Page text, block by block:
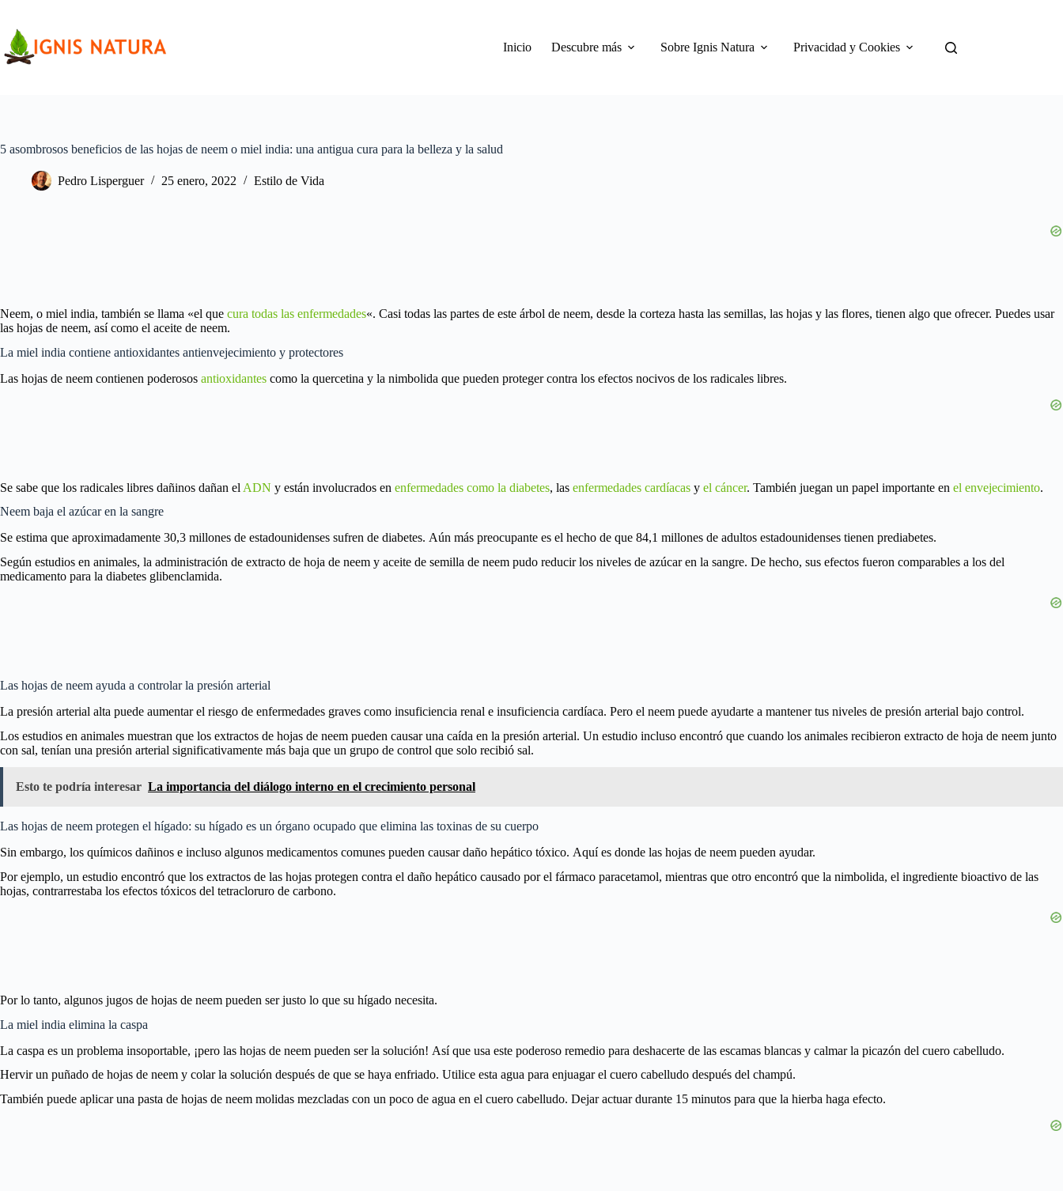
contenido
Inicio
Descubre más Sobre Ignis Natura Privacidad y Cookies
5 asombrosos beneficios de las hojas de neem o miel india: una antigua cura para la belleza y la salud
Pedro Lisperguer 25 enero, 2022 Estilo de Vida
Neem, o miel india, también se llama «el que cura todas las enfermedades«. Casi todas las partes de este árbol de neem, desde la corteza hasta las semillas, las hojas y las flores, tienen algo que ofrecer. Puedes usar
las hojas de neem, así como el aceite de neem.
La miel india contiene antioxidantes antienvejecimiento y protectores
Las hojas de neem contienen poderosos antioxidantes como la quercetina y la nimbolida que pueden proteger contra los efectos nocivos de los radicales libres.
Se sabe que los radicales libres dañinos dañan el ADN y están involucrados en enfermedades como la diabetes, las enfermedades cardíacas y el cáncer. También juegan un papel importante en el envejecimiento.
Neem baja el azúcar en la sangre
Se estima que aproximadamente 30,3 millones de estadounidenses sufren de diabetes. Aún más preocupante es el hecho de que 84,1 millones de adultos estadounidenses tienen prediabetes.
Según estudios en animales, la administración de extracto de hoja de neem y aceite de semilla de neem pudo reducir los niveles de azúcar en la sangre. De hecho, sus efectos fueron comparables a los del
medicamento para la diabetes glibenclamida.
Las hojas de neem ayuda a controlar la presión arterial
La presión arterial alta puede aumentar el riesgo de enfermedades graves como insuficiencia renal e insuficiencia cardíaca. Pero el neem puede ayudarte a mantener tus niveles de presión arterial bajo control.
Los estudios en animales muestran que los extractos de hojas de neem pueden causar una caída en la presión arterial. Un estudio incluso encontró que cuando los animales recibieron extracto de hoja de neem junto
con sal, tenían una presión arterial significativamente más baja que un grupo de control que solo recibió sal.
Esto te podría interesar La importancia del diálogo interno en el crecimiento personal
Las hojas de neem protegen el hígado: su hígado es un órgano ocupado que elimina las toxinas de su cuerpo
Sin embargo, los químicos dañinos e incluso algunos medicamentos comunes pueden causar daño hepático tóxico. Aquí es donde las hojas de neem pueden ayudar.
Por ejemplo, un estudio encontró que los extractos de las hojas protegen contra el daño hepático causado por el fármaco paracetamol, mientras que otro encontró que la nimbolida, el ingrediente bioactivo de las
hojas, contrarrestaba los efectos tóxicos del tetracloruro de carbono.
Por lo tanto, algunos jugos de hojas de neem pueden ser justo lo que su hígado necesita.
La miel india elimina la caspa
La caspa es un problema insoportable, ¡pero las hojas de neem pueden ser la solución! Así que usa este poderoso remedio para deshacerte de las escamas blancas y calmar la picazón del cuero cabelludo.
Hervir un puñado de hojas de neem y colar la solución después de que se haya enfriado. Utilice esta agua para enjuagar el cuero cabelludo después del champú.
También puede aplicar una pasta de hojas de neem molidas mezcladas con un poco de agua en el cuero cabelludo. Dejar actuar durante 15 minutos para que la hierba haga efecto.